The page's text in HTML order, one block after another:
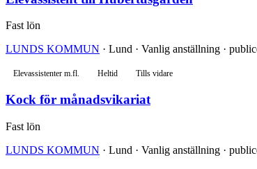
Fast lön
LUNDS KOMMUN · Lund · Vanlig anställning ·
Elevassistenter m.fl. Heltid Tills vidare
Kock för månadsvikariat
Fast lön
LUNDS KOMMUN · Lund · Vanlig anställning ·